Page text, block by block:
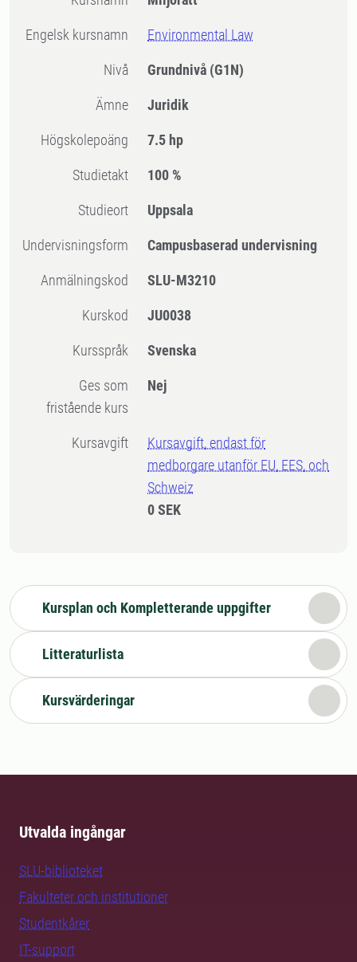
Engelsk kursnamn Environmental Law
Nivå Grundnivå (G1N)
Ämne Juridik
högskolepoäng 7.5 hp
Studietakt 100 %
Studieort Uppsala
Undervisningsform Campusbaserad undervisning
Anmälningskod SLU-M3210
Kurskod JU0038
Kursspråk Svenska
Ges som
fristående kurs
Nej
Kursavgift
Kursavgift, endast för
medborgare utanför EU, EES, och
Schweiz
0 SEK
Kursplan och Kompletterande uppgifter
Litteraturlista
Kursvärderingar
Utvalda ingångar
SLU-biblioteket
Fakulteter och institutioner
Studentkårer
IT-support